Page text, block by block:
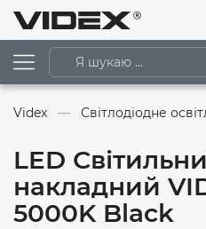
Videx Світлодіодне
LED
накладний
5000K Black